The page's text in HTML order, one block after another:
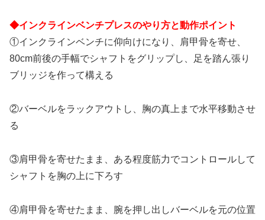
◆インクラインベンチプレスのやり方と動作ポイント
①インクラインベンチに仰向けになり、肩甲骨を寄せ、
80cm前後の手幅でシャフトをグリップし、足を踏ん張り
ブリッジを作って構える
②バーベルをラックアウトし、胸の真上まで水平移動させ
る
③肩甲骨を寄せたまま、ある程度筋力でコントロールして
シャフトを胸の上に下ろす
④肩甲骨を寄せたまま、腕を押し出しバーベルを元の位置